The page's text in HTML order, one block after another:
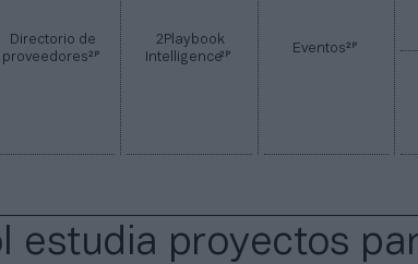
Directorio de
proveedores2P
2Playbook
Intelligence2P Eventos2P
estudia proyectos